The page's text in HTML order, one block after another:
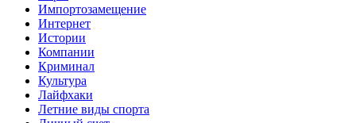
Импортозамещение
Интернет
Истории
Компании
Криминал
Культура
Лайфхаки
Летние виды спорта